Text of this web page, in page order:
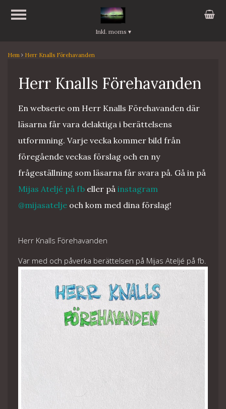
Hem Herr Knalls Förehavanden
Herr Knalls Förehavanden
En webserie om Herr Knalls Förehavanden där
läsarna får vara delaktiga i berättelsens
utformning. Varje vecka kommer bild från
föregående veckas förslag och en ny
frågeställning som läsarna får svara på. Gå in på
Mijas Ateljé på fbeller på instagram
@mijasateljeoch kom med dina förslag!
Herr Knalls Förehavanden
Var med och påverka berättelsen på Mijas Ateljé på fb.
Inkl. moms ▾